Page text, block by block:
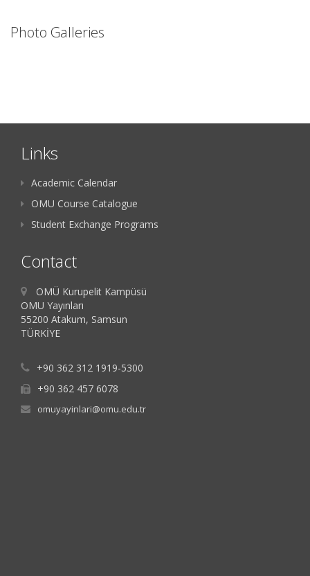
Photo Galleries
Links
Academic Calendar
OMU Course Catalogue
Student Exchange Programs
Contact
OMÜ Kurupelit Kampüsü
OMU Yayınları
55200 Atakum, Samsun
TÜRKİYE
+90 362 312 1919-5300
+90 362 457 6078
omuyayinlari@omu.edu.tr